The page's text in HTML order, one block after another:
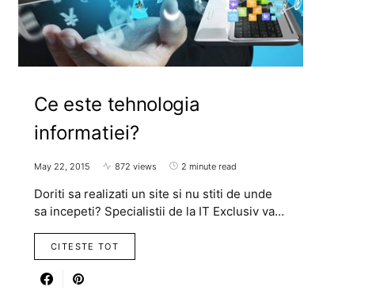
Ce este tehnologia
informatiei?
May 22, 2015 872 views 2 minute read
Doriti sa realizati un site si nu stiti de unde
sa incepeti? Specialistii de la IT Exclusiv va…
CITESTE TOT